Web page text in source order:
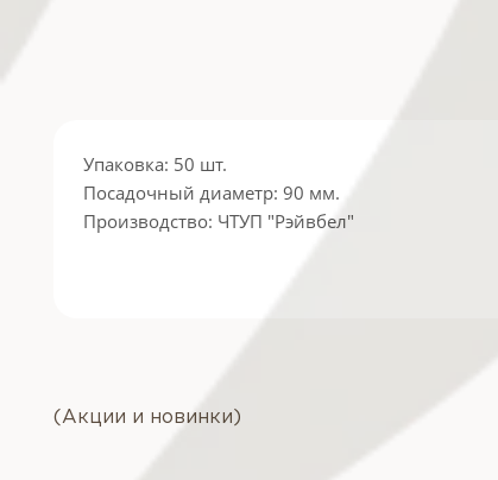
Упаковка: 50 шт.
Посадочный диаметр: 90 мм.
Производство: ЧТУП "Рэйвбел"
(Акции и новинки)